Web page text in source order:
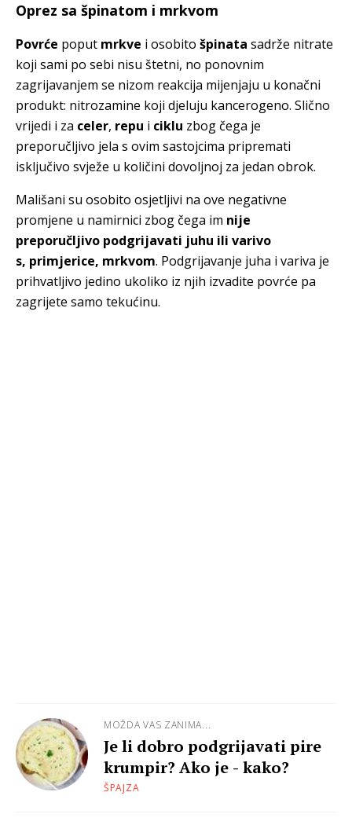
Oprez sa špinatom i mrkvom
Povrće poput mrkve i osobito špinata sadrže nitrate
koji sami po sebi nisu štetni, no ponovnim
zagrijavanjem se nizom reakcija mijenjaju u konačni
produkt: nitrozamine koji djeluju kancerogeno. Slično
vrijedi i za celer, repu i ciklu zbog čega je
preporučljivo jela s ovim sastojcima pripremati
isključivo svježe u količini dovoljnoj za jedan obrok.
Mališani su osobito osjetljivi na ove negativne
promjene u namirnici zbog čega im nije
preporučljivo podgrijavati juhu ili varivo
s, primjerice, mrkvom. Podgrijavanje juha i variva je
prihvatljivo jedino ukoliko iz njih izvadite povrće pa
zagrijete samo tekućinu.
MOŽDA VAS ZANIMA...
Je li dobro podgrijavati pire
krumpir? Ako je - kako?
ŠPAJZA